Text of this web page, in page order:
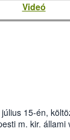
Videó
15-én,
m. kir. állami
15. szám alatti,